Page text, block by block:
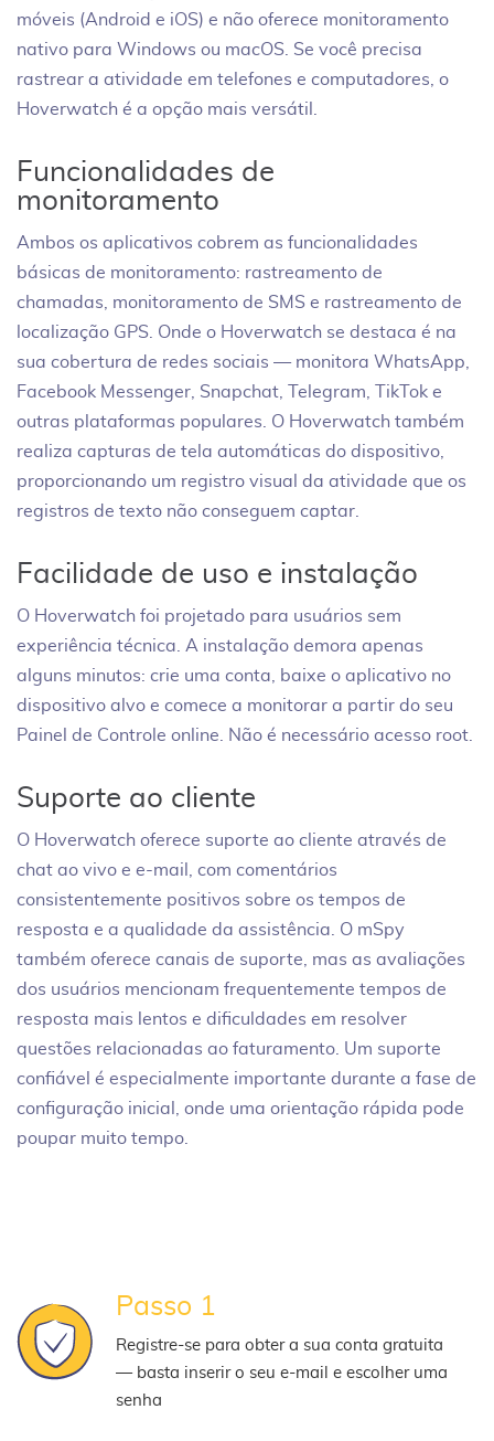
móveis (Android e iOS) e não oferece monitoramento
nativo para Windows ou macOS. Se você precisa
rastrear a atividade em telefones e computadores, o
Hoverwatch é a opção mais versátil.
Funcionalidades de
monitoramento
Ambos os aplicativos cobrem as funcionalidades
básicas de monitoramento: rastreamento de
chamadas, monitoramento de SMS e rastreamento de
localização GPS. Onde o Hoverwatch se destaca é na
sua cobertura de redes sociais — monitora WhatsApp,
Facebook Messenger, Snapchat, Telegram, TikTok e
outras plataformas populares. O Hoverwatch também
realiza capturas de tela automáticas do dispositivo,
proporcionando um registro visual da atividade que os
registros de texto não conseguem captar.
Facilidade de uso e instalação
O Hoverwatch foi projetado para usuários sem
experiência técnica. A instalação demora apenas
alguns minutos: crie uma conta, baixe o aplicativo no
dispositivo alvo e comece a monitorar a partir do seu
Painel de Controle online. Não é necessário acesso root.
Suporte ao cliente
O Hoverwatch oferece suporte ao cliente através de
chat ao vivo e e-mail, com comentários
consistentemente positivos sobre os tempos de
resposta e a qualidade da assistência. O mSpy
também oferece canais de suporte, mas as avaliações
dos usuários mencionam frequentemente tempos de
resposta mais lentos e dificuldades em resolver
questões relacionadas ao faturamento. Um suporte
confiável é especialmente importante durante a fase de
configuração inicial, onde uma orientação rápida pode
poupar muito tempo.
Passo 1
Registre-se para obter a sua conta gratuita
— basta inserir o seu e-mail e escolher uma
senha